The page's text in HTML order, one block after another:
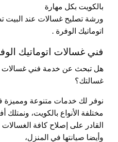
بالكويت بكل مهارة
ورشة تصليح غسالات عند البيت
اتوماتيك الوفرة .
فني غسالات اتوماتيك
هل تبحث عن خدمة فني غسالات
غسالتك؟
نوفر لك خدمات متنوعة ومميزة
مختلفة الأنواع بالكويت،
القادر على إصلاح كافة الغسالات
وأيضا صيانتها في المنزل،